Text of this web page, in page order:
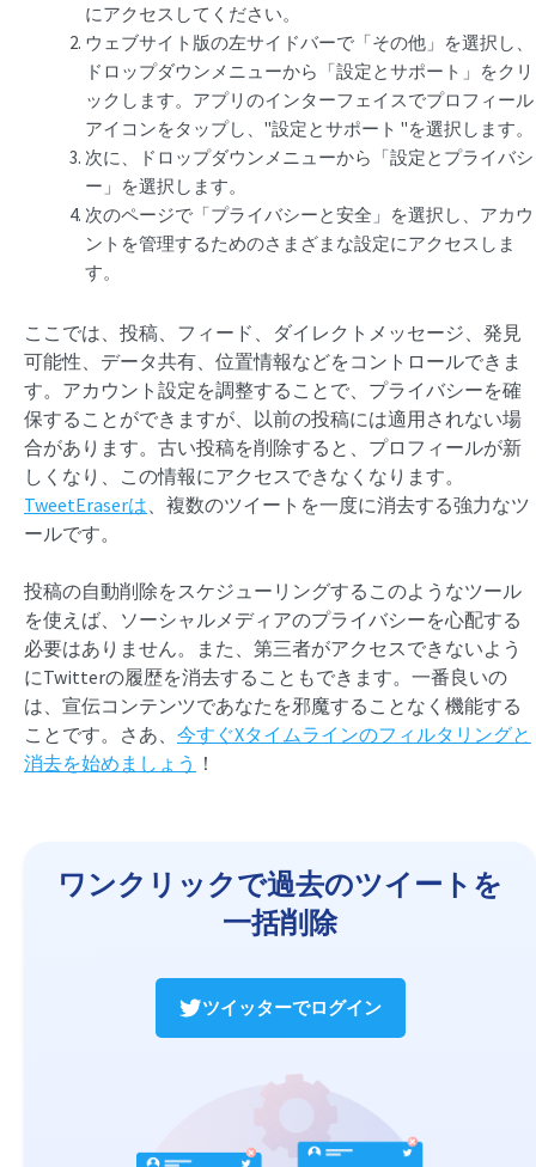
にアクセスしてください。
ウェブサイト版の左サイドバーで「その他」を選択し、
ドロップダウンメニューから「設定とサポート」をクリ
ックします。アプリのインターフェイスでプロフィール
アイコンをタップし、"設定とサポート "を選択します。
次に、ドロップダウンメニューから「設定とプライバシ
ー」を選択します。
次のページで「プライバシーと安全」を選択し、アカウ
ントを管理するためのさまざまな設定にアクセスしま
す。
ここでは、投稿、フィード、ダイレクトメッセージ、発見
可能性、データ共有、位置情報などをコントロールできま
す。アカウント設定を調整することで、プライバシーを確
保することができますが、以前の投稿には適用されない場
合があります。古い投稿を削除すると、プロフィールが新
しくなり、この情報にアクセスできなくなります。
TweetEraserは 、複数のツイートを一度に消去する強力なツ
ールです。
投稿の自動削除をスケジューリングするこのようなツール
を使えば、ソーシャルメディアのプライバシーを心配する
必要はありません。また、第三者がアクセスできないよう
にTwitterの履歴を消去することもできます。一番良いの
は、宣伝コンテンツであなたを邪魔することなく機能する
ことです。さあ、 今すぐXタイムラインのフィルタリングと
消去を始めましょう ！
ワンクリックで過去のツイートを
一括削除
ツイッターでログイン